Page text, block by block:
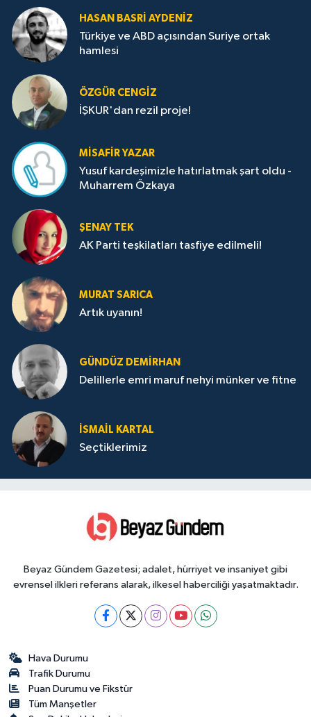
HASAN BASRI AYDENIZ
Türkiye ve ABD açısından Suriye ortak
hamlesi
ÖZGÜR CENGIZ
İŞKUR'dan rezil proje!
MISAFIR YAZAR
Yusuf kardeşimizle hatırlatmak şart oldu -
Muharrem Özkaya
ŞENAY TEK
AK Parti teşkilatları tasfiye edilmeli!
MURAT SARICA
Artık uyanın!
GÜNDÜZ DEMIRHAN
Delillerle emri maruf nehyi münker ve fitne
İSMAIL KARTAL
Seçtiklerimiz
Beyaz Gündem Gazetesi; adalet, hürriyet ve insaniyet gibi
evrensel ilkleri referans alarak, ilkesel haberciliği yaşatmaktadır.
Hava Durumu
Trafik Durumu
Puan Durumu ve Fikstür
Tüm Manşetler